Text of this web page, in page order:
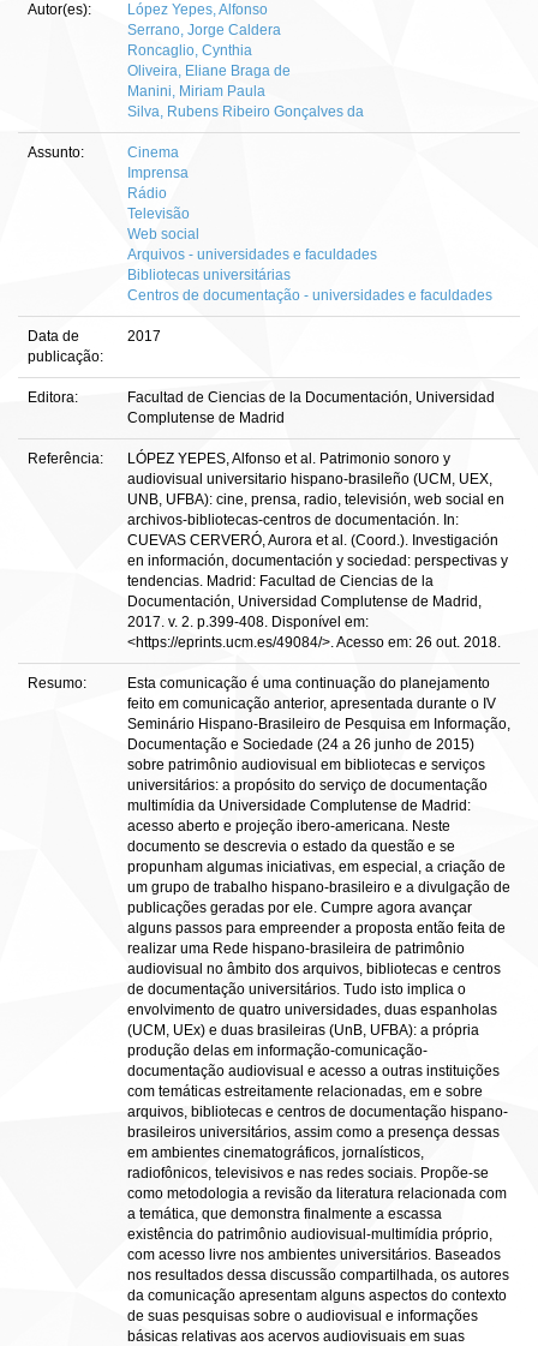
Autor(es):
López Yepes, Alfonso
Serrano, Jorge Caldera
Roncaglio, Cynthia
Oliveira, Eliane Braga de
Manini, Miriam Paula
Silva, Rubens Ribeiro Gonçalves da
Assunto:
Cinema
Imprensa
Rádio
Televisão
Web social
Arquivos - universidades e faculdades
Bibliotecas universitárias
Centros de documentação - universidades e faculdades
Data de
publicação:
2017
Editora:
Facultad de Ciencias de la Documentación, Universidad
Complutense de Madrid
Referência:
LÓPEZ YEPES, Alfonso et al. Patrimonio sonoro y
audiovisual universitario hispano-brasileño (UCM, UEX,
UNB, UFBA): cine, prensa, radio, televisión, web social en
archivos-bibliotecas-centros de documentación. In:
CUEVAS CERVERÓ, Aurora et al. (Coord.). Investigación
en información, documentación y sociedad: perspectivas y
tendencias. Madrid: Facultad de Ciencias de la
Documentación, Universidad Complutense de Madrid,
2017. v. 2. p.399-408. Disponível em:
<https://eprints.ucm.es/49084/>. Acesso em: 26 out. 2018.
Resumo:
Esta comunicação é uma continuação do planejamento
feito em comunicação anterior, apresentada durante o IV
Seminário Hispano-Brasileiro de Pesquisa em Informação,
Documentação e Sociedade (24 a 26 junho de 2015)
sobre patrimônio audiovisual em bibliotecas e serviços
universitários: a propósito do serviço de documentação
multimídia da Universidade Complutense de Madrid:
acesso aberto e projeção ibero-americana. Neste
documento se descrevia o estado da questão e se
propunham algumas iniciativas, em especial, a criação de
um grupo de trabalho hispano-brasileiro e a divulgação de
publicações geradas por ele. Cumpre agora avançar
alguns passos para empreender a proposta então feita de
realizar uma Rede hispano-brasileira de patrimônio
audiovisual no âmbito dos arquivos, bibliotecas e centros
de documentação universitários. Tudo isto implica o
envolvimento de quatro universidades, duas espanholas
(UCM, UEx) e duas brasileiras (UnB, UFBA): a própria
produção delas em informação-comunicação-
documentação audiovisual e acesso a outras instituições
com temáticas estreitamente relacionadas, em e sobre
arquivos, bibliotecas e centros de documentação hispano-
brasileiros universitários, assim como a presença dessas
em ambientes cinematográficos, jornalísticos,
radiofônicos, televisivos e nas redes sociais. Propõe-se
como metodologia a revisão da literatura relacionada com
a temática, que demonstra finalmente a escassa
existência do patrimônio audiovisual-multimídia próprio,
com acesso livre nos ambientes universitários. Baseados
nos resultados dessa discussão compartilhada, os autores
da comunicação apresentam alguns aspectos do contexto
de suas pesquisas sobre o audiovisual e informações
básicas relativas aos acervos audiovisuais em suas